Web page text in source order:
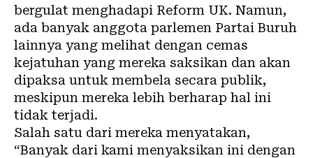
bergulat menghadapi Reform UK. Namun,
ada banyak anggota parlemen Partai Buruh
lainnya yang melihat dengan cemas
kejatuhan yang mereka saksikan dan akan
dipaksa untuk membela secara publik,
meskipun mereka lebih berharap hal ini
tidak terjadi.
Salah satu dari mereka menyatakan,
“Banyak dari kami menyaksikan ini dengan